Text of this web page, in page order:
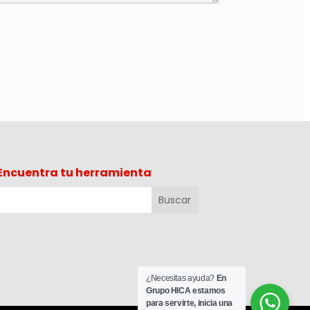
tu herramienta
¿Necesitas ayuda? En
Grupo HICA estamos
para servirte, inicia una